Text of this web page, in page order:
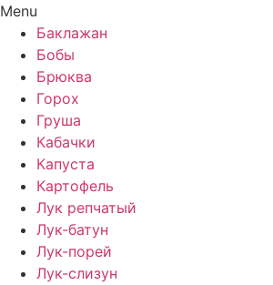
Menu
Баклажан
Бобы
Брюква
Горох
Груша
Кабачки
Капуста
Картофель
Лук репчатый
Лук-батун
Лук-порей
Лук-слизун